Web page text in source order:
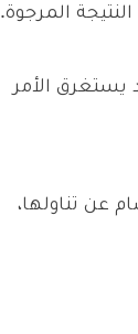
المرجوة.
يستغرق الأمر
عن تناولها،